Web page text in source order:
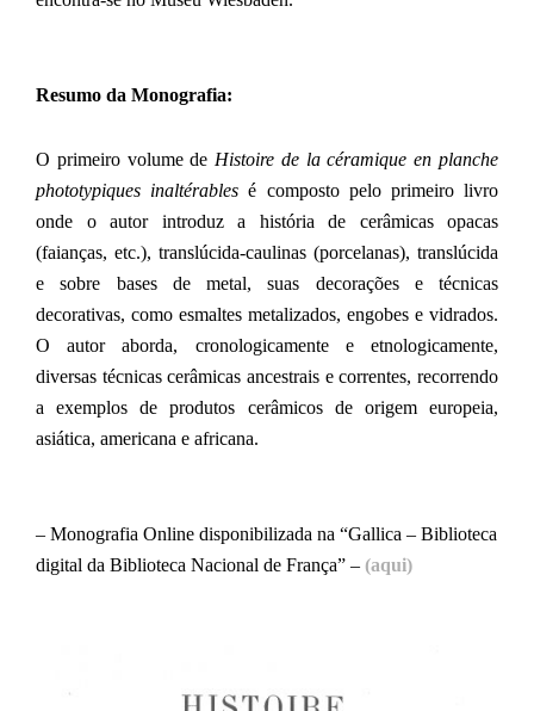
Resumo da Monografia:
O primeiro volume de Histoire de la céramique en planche
phototypiques inaltérables é composto pelo primeiro livro
onde o autor introduz a história de cerâmicas opacas
(faianças, etc.), translúcida-caulinas (porcelanas), translúcida
e sobre bases de metal, suas decorações e técnicas
decorativas, como esmaltes metalizados, engobes e vidrados.
O autor aborda, cronologicamente e etnologicamente,
diversas técnicas cerâmicas ancestrais e correntes, recorrendo
a exemplos de produtos cerâmicos de origem europeia,
asiática, americana e africana.
– Monografia Online disponibilizada na “Gallica – Biblioteca
digital da Biblioteca Nacional de França” – (aqui)